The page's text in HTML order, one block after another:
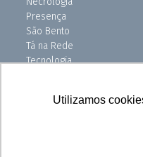
Utilizamos
Presença
São Bento
Tá na Rede
Tecnologia